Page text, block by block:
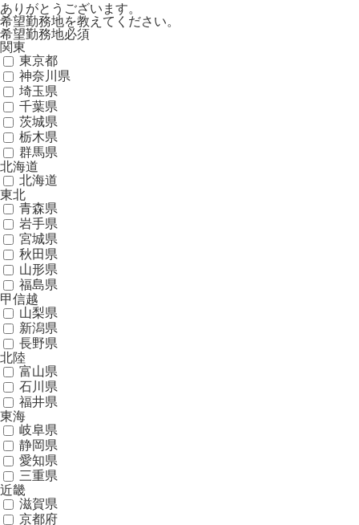
ありがとうございます。
希望勤務地を教えてください。
希望勤務地必須
関東
東京都
神奈川県
埼玉県
千葉県
茨城県
栃木県
群馬県
北海道
北海道
東北
青森県
岩手県
宮城県
秋田県
山形県
福島県
甲信越
山梨県
新潟県
長野県
北陸
富山県
石川県
福井県
東海
岐阜県
静岡県
愛知県
三重県
近畿
滋賀県
京都府